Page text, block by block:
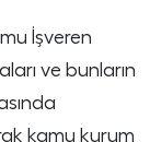
İşveren
ve bunların
kamu kurum